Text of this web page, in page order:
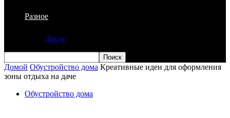
Разное
Досуг
Домой Обустройство дома Креативные идеи для оформления
зоны отдыха на даче
Обустройство дома